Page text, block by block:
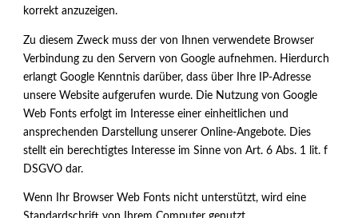
korrekt anzuzeigen.
Zu diesem Zweck muss der von Ihnen verwendete Browser
Verbindung zu den Servern von Google aufnehmen. Hierdurch
erlangt Google Kenntnis darüber, dass über Ihre IP-Adresse
unsere Website aufgerufen wurde. Die Nutzung von Google
Web Fonts erfolgt im Interesse einer einheitlichen und
ansprechenden Darstellung unserer Online-Angebote. Dies
stellt ein berechtigtes Interesse im Sinne von Art. 6 Abs. 1 lit. f
DSGVO dar.
Wenn Ihr Browser Web Fonts nicht unterstützt, wird eine